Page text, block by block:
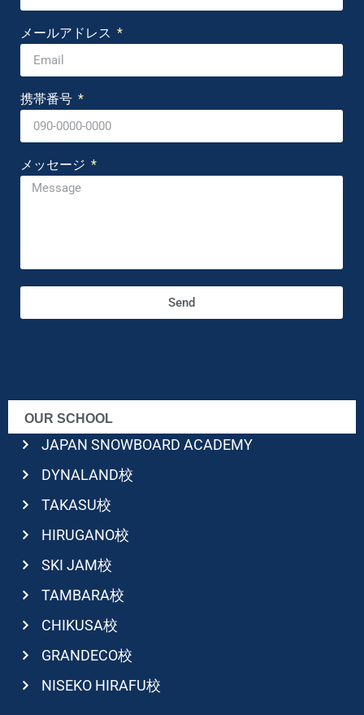
メールアドレス
携帯番号
メッセージ
Send
OUR SCHOOL
JAPAN SNOWBOARD ACADEMY
DYNALAND校
TAKASU校
HIRUGANO校
SKI JAM校
TAMBARA校
CHIKUSA校
GRANDECO校
NISEKO HIRAFU校